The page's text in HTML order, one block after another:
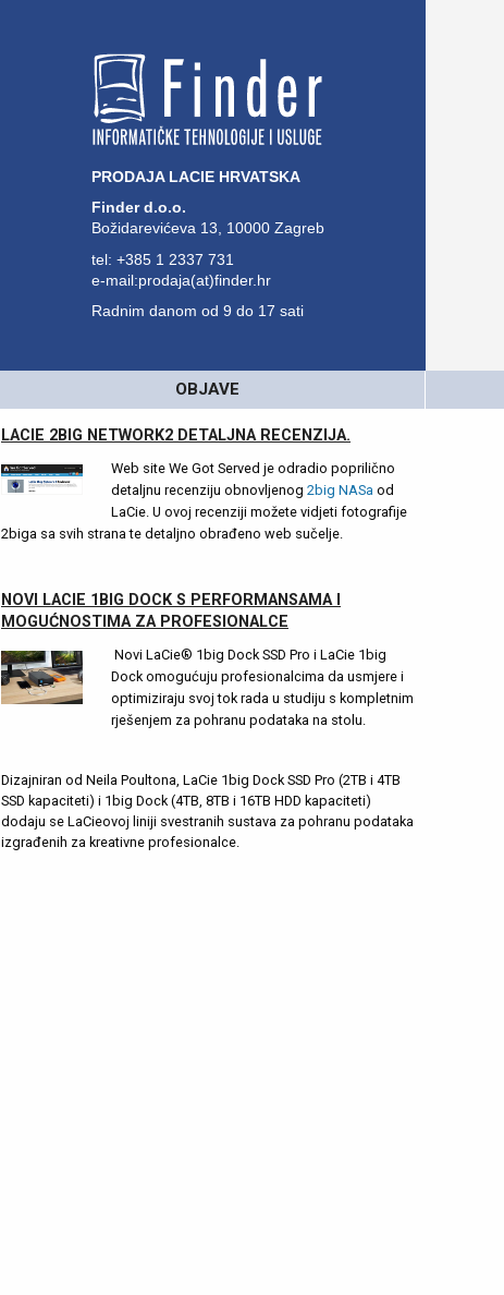
PRODAJA LACIE HRVATSKA
Finder d.o.o.
Božidarevićeva 13, 10000 Zagreb
tel: +385 1 2337 731
e-mail:prodaja(at)finder.hr
Radnim danom od 9 do 17 sati
OBJAVE
LACIE 2BIG NETWORK2 DETALJNA RECENZIJA.
Web site We Got Served je odradio poprilično
detaljnu recenziju obnovljenog 2big NASaod
LaCie. U ovoj recenziji možete vidjeti fotografije
2biga sa svih strana te detaljno obrađeno web sučelje.
NOVI LACIE 1BIG DOCK S PERFORMANSAMA I
MOGUĆNOSTIMA ZA PROFESIONALCE
Novi LaCie® 1big Dock SSD Pro i LaCie 1big
Dock omogućuju profesionalcima da usmjere i
optimiziraju svoj tok rada u studiju s kompletnim
rješenjem za pohranu podataka na stolu.
Dizajniran od Neila Poultona, LaCie 1big Dock SSD Pro (2TB i 4TB
SSD kapaciteti) i 1big Dock (4TB, 8TB i 16TB HDD kapaciteti)
dodaju se LaCieovoj liniji svestranih sustava za pohranu podataka
izgrađenih za kreativne profesionalce.